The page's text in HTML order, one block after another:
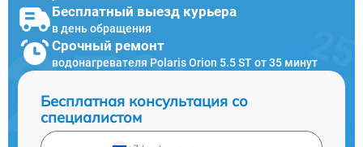
Бесплатный выезд курьера
в день обращения
Срочный ремонт
водонагревателя Polaris Orion 5.5 ST от 35 минут
Бесплатная консультация со
специалистом